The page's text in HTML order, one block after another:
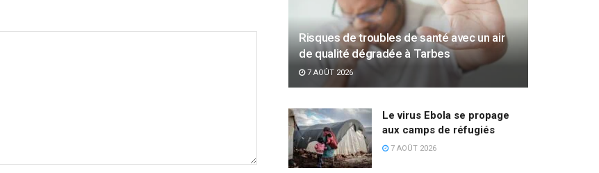
Risques de troubles de santé avec un air
de qualité dégradée à Tarbes
7 AOÛT 2026
Le virus Ebola se propage
aux camps de réfugiés
7 AOÛT 2026